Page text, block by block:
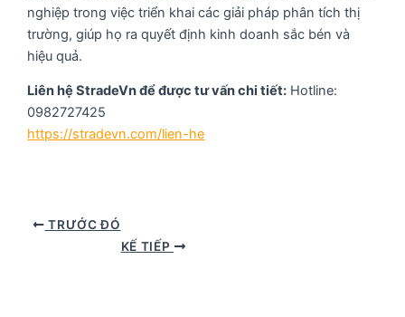
nghiệp trong việc triển khai các giải pháp phân tích thị
trường, giúp họ ra quyết định kinh doanh sắc bén và
hiệu quả.
Liên hệ StradeVn để được tư vấn chi tiết: Hotline:
0982727425
https://stradevn.com/lien-he
TRƯỚC ĐÓ
KẾ TIẾP